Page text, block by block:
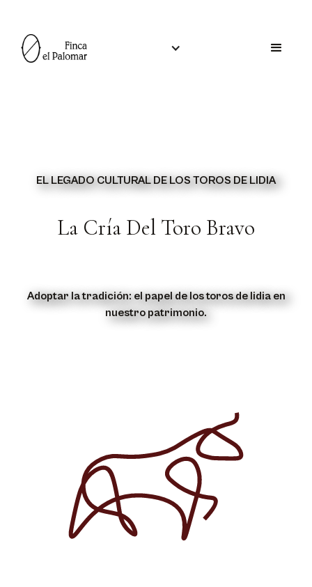
EL LEGADO CULTURAL DE LOS TOROS DE LIDIA
La Cría Del Toro Bravo
Adoptar la tradición: el papel de los toros de lidia en
nuestro patrimonio.